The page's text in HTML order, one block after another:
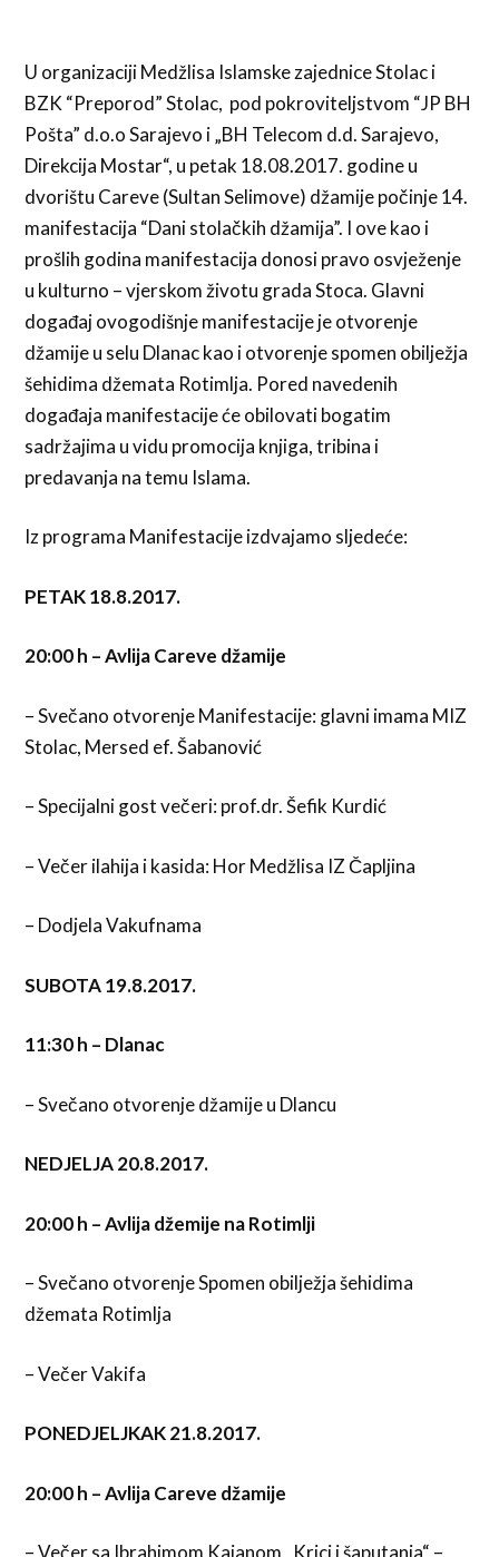
U organizaciji Medžlisa Islamske zajednice Stolac i
BZK “Preporod” Stolac, pod pokroviteljstvom “JP BH
Pošta” d.o.o Sarajevo i „BH Telecom d.d. Sarajevo,
Direkcija Mostar“, u petak 18.08.2017. godine u
dvorištu Careve (Sultan Selimove) džamije počinje 14.
manifestacija “Dani stolačkih džamija”. I ove kao i
prošlih godina manifestacija donosi pravo osvježenje
u kulturno – vjerskom životu grada Stoca. Glavni
događaj ovogodišnje manifestacije je otvorenje
džamije u selu Dlanac kao i otvorenje spomen obilježja
šehidima džemata Rotimlja. Pored navedenih
događaja manifestacije će obilovati bogatim
sadržajima u vidu promocija knjiga, tribina i
predavanja na temu Islama.
Iz programa Manifestacije izdvajamo sljedeće:
PETAK 18.8.2017.
20:00 h – Avlija Careve džamije
– Svečano otvorenje Manifestacije: glavni imama MIZ
Stolac, Mersed ef. Šabanović
– Specijalni gost večeri: prof.dr. Šefik Kurdić
– Večer ilahija i kasida: Hor Medžlisa IZ Čapljina
– Dodjela Vakufnama
SUBOTA 19.8.2017.
11:30 h – Dlanac
– Svečano otvorenje džamije u Dlancu
NEDJELJA 20.8.2017.
20:00 h – Avlija džemije na Rotimlji
– Svečano otvorenje Spomen obilježja šehidima
džemata Rotimlja
– Večer Vakifa
PONEDJELJKAK 21.8.2017.
20:00 h – Avlija Careve džamije